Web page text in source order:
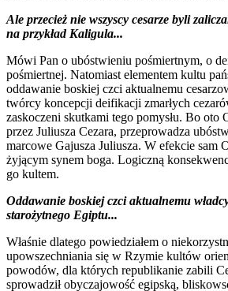
Ale przecież nie wszyscy cesarze byli
na przykład Kaligula...
Mówi Pan o ubóstwieniu pośmiertnym, o
pośmiertnej. Natomiast elementem kultu
oddawanie boskiej czci aktualnemu
twórcy koncepcji deifikacji zmarłych
zaskoczeni skutkami tego pomysłu. Bo oto
przez Juliusza Cezara, przeprowadza
marcowe Gajusza Juliusza. W efekcie sam
żyjącym synem boga. Logiczną
go kultem.
Oddawanie boskiej czci aktualnemu
starożytnego Egiptu...
Właśnie dlatego powiedziałem o
upowszechniania się w Rzymie kultów
powodów, dla których republikanie zabili
sprowadził obyczajowość egipską,